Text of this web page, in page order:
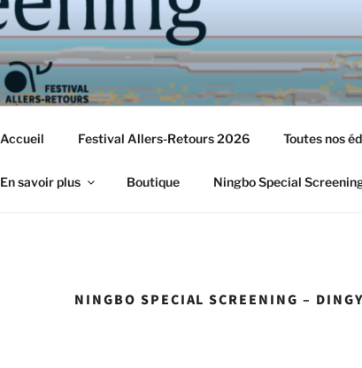
Accueil Festival Allers-Retours 2026 Toutes nos
En savoir plus Boutique Ningbo Special
NINGBO SPECIAL SCREENING –